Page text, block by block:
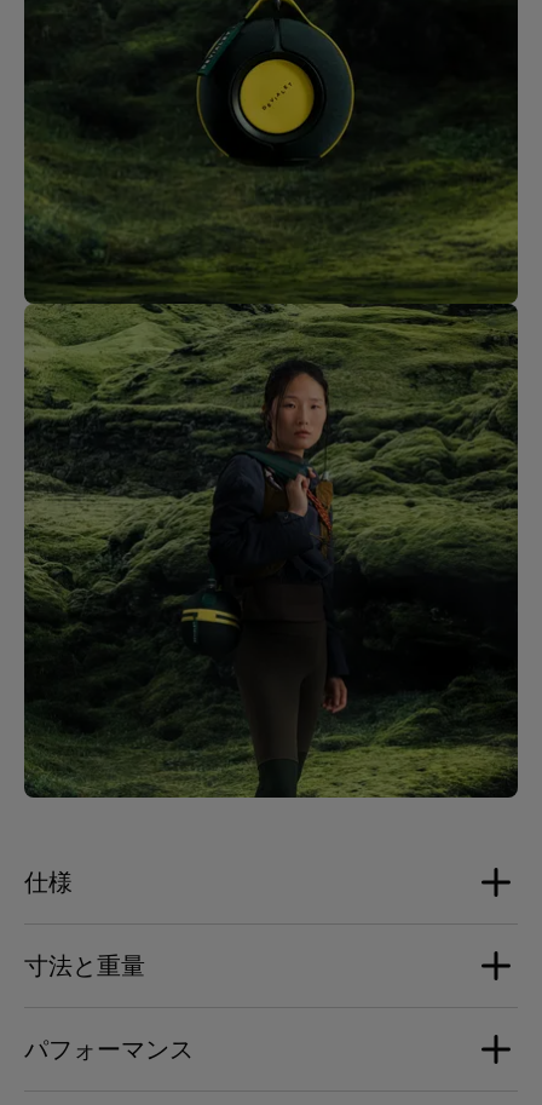
仕様
ラウドスピーカー
ウーファー 2基
寸法と重量
寸法
パフォーマンス